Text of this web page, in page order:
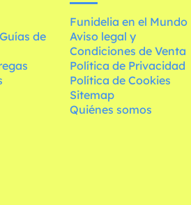
de
Funidelia en el Mundo
Aviso legal y
Condiciones de Venta
Política de Privacidad
Política de Cookies
Sitemap
Quiénes somos